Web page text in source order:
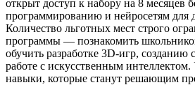
открыт доступ к набору на 8 месяцев
программированию и нейросетям для
Количество льготных мест строго
программы — познакомить
обучить разработке 3D-игр, созданию
работе с искусственным
навыки, которые станут решающим